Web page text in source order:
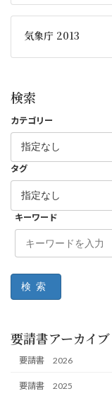
気象庁 2013
検索
カテゴリー
タグ
キーワード
検索
要請書アーカイブ
要請書 2026
要請書 2025